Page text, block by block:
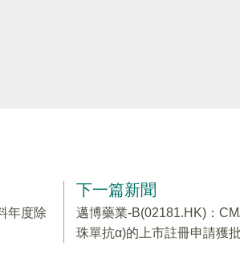
年度除
下一篇新聞
邁博藥業-B(02181.HK)：
珠單抗α)的上市註冊申請獲